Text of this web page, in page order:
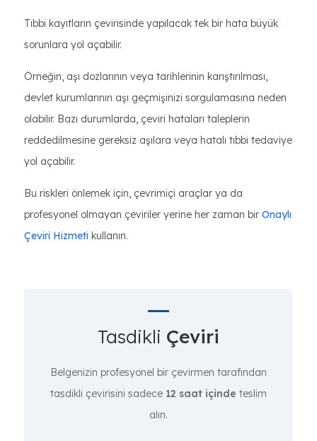
Tıbbi kayıtların çevirisinde yapılacak tek bir hata büyük
sorunlara yol açabilir.
Örneğin, aşı dozlarının veya tarihlerinin karıştırılması,
devlet kurumlarının aşı geçmişinizi sorgulamasına neden
olabilir. Bazı durumlarda, çeviri hataları taleplerin
reddedilmesine gereksiz aşılara veya hatalı tıbbi tedaviye
yol açabilir.
Bu riskleri önlemek için, çevrimiçi araçlar ya da
profesyonel olmayan çeviriler yerine her zaman bir Onaylı
Çeviri Hizmeti kullanın.
Tasdikli Çeviri
Belgenizin profesyonel bir çevirmen tarafından
tasdikli çevirisini sadece 12 saat içinde teslim
alın.